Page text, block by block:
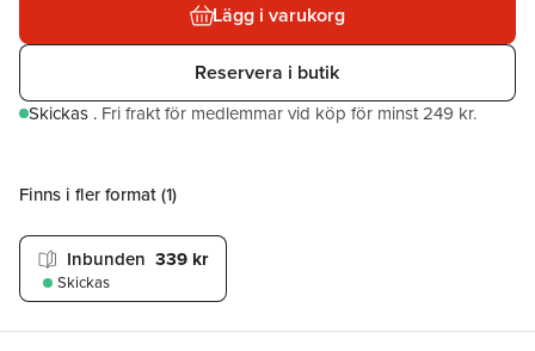
Lägg i varukorg
Reservera i butik
Skickas . Fri frakt för medlemmar vid köp för minst 249 kr.
Finns i fler format (1)
Inbunden 339 kr
Skickas